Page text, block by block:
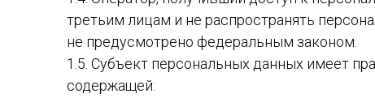
ШАПКИ
ЮБКИ
ХУДИ
ШАПКИ
ШОРТЫ
третьим лицам и не распространять
не предусмотрено федеральным законом.
1.5. Субъект персональных данных имеет
содержащей: